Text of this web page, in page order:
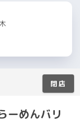
ーめんバリ